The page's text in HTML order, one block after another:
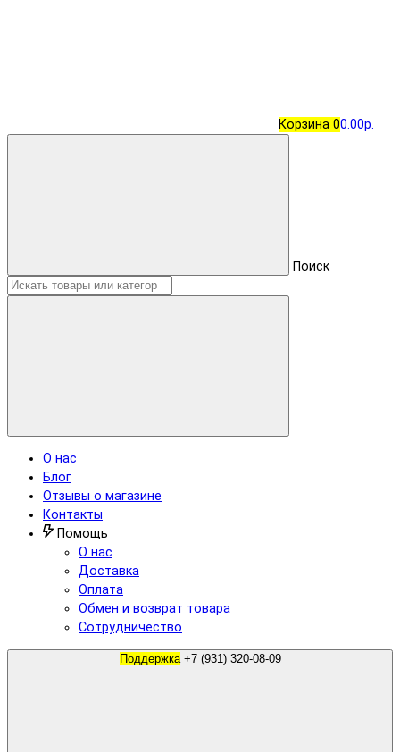
Корзина 00.00р.
Поиск
О нас
Блог
Отзывы о магазине
Контакты
Помощь
О нас
Доставка
Оплата
Обмен и возврат товара
Сотрудничество
Поддержка +7 (931) 320-08-09